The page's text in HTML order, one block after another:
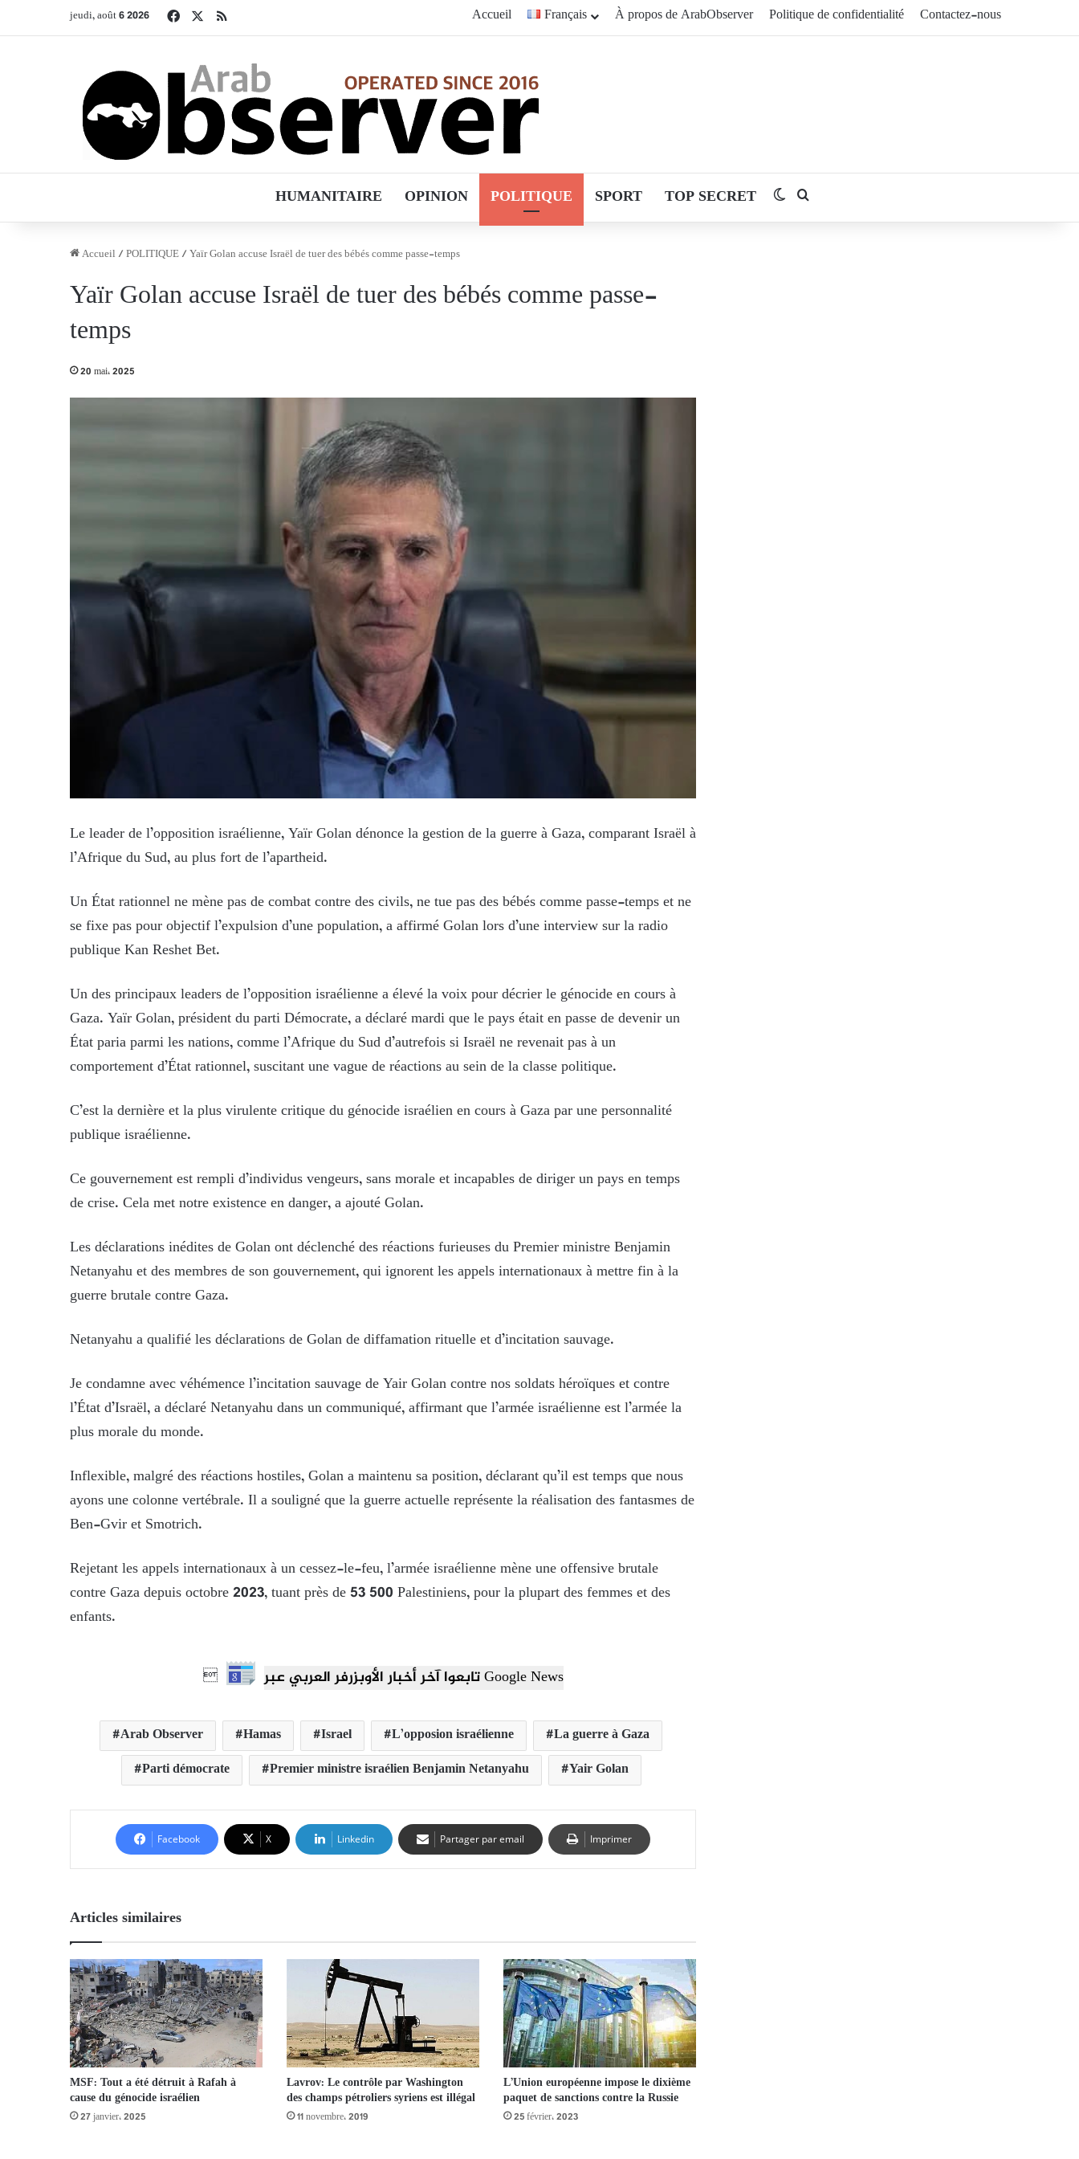
jeudi, août 6 2026 FacebookRSS Accueil Français À propos de ArabObserver Politique de confidentialité Contactez-nous
HUMANITAIRE OPINION POLITIQUE SPORT TOP SECRET Switch skin
Accueil /POLITIQUE/Yaïr Golan accuse Israël de tuer des bébés comme passe-temps
Yaïr Golan accuse Israël de tuer des bébés comme passe-
temps
20 mai، 2025
Le leader de l’opposition israélienne, Yaïr Golan dénonce la gestion de la guerre à Gaza, comparant Israël à
l’Afrique du Sud, au plus fort de l’apartheid.
Un État rationnel ne mène pas de combat contre des civils, ne tue pas des bébés comme passe-temps et ne
se fixe pas pour objectif l’expulsion d’une population, a affirmé Golan lors d’une interview sur la radio
publique Kan Reshet Bet.
Un des principaux leaders de l’opposition israélienne a élevé la voix pour décrier le génocide en cours à
Gaza. Yaïr Golan, président du parti Démocrate, a déclaré mardi que le pays était en passe de devenir un
État paria parmi les nations, comme l’Afrique du Sud d’autrefois si Israël ne revenait pas à un
comportement d’État rationnel, suscitant une vague de réactions au sein de la classe politique.
C’est la dernière et la plus virulente critique du génocide israélien en cours à Gaza par une personnalité
publique israélienne.
Ce gouvernement est rempli d’individus vengeurs, sans morale et incapables de diriger un pays en temps
de crise. Cela met notre existence en danger, a ajouté Golan.
Les déclarations inédites de Golan ont déclenché des réactions furieuses du Premier ministre Benjamin
Netanyahu et des membres de son gouvernement, qui ignorent les appels internationaux à mettre fin à la
guerre brutale contre Gaza.
Netanyahu a qualifié les déclarations de Golan de diffamation rituelle et d’incitation sauvage.
Je condamne avec véhémence l’incitation sauvage de Yair Golan contre nos soldats héroïques et contre
l’État d’Israël, a déclaré Netanyahu dans un communiqué, affirmant que l’armée israélienne est l’armée la
plus morale du monde.
Inflexible, malgré des réactions hostiles, Golan a maintenu sa position, déclarant qu’il est temps que nous
ayons une colonne vertébrale. Il a souligné que la guerre actuelle représente la réalisation des fantasmes de
Ben-Gvir et Smotrich.
Rejetant les appels internationaux à un cessez-le-feu, l’armée israélienne mène une offensive brutale
contre Gaza depuis octobre 2023, tuant près de 53 500 Palestiniens, pour la plupart des femmes et des
enfants.
 تابعوا آخر أخبار الأوبزرفر العربي عبر Google News
Arab Observer Hamas Israel L’opposion israélienne
La guerre à Gaza
Parti démocrate
Premier ministre israélien Benjamin Netanyahu Yair Golan
Facebook X Linkedin Partager par email Imprimer
Articles similaires
MSF: Tout a été détruit à Rafah à
cause du génocide israélien
27 janvier، 2025
Lavrov: Le contrôle par Washington
des champs pétroliers syriens est illégal
11 novembre، 2019
L’Union européenne impose le dixième
paquet de sanctions contre la Russie
25 février، 2023